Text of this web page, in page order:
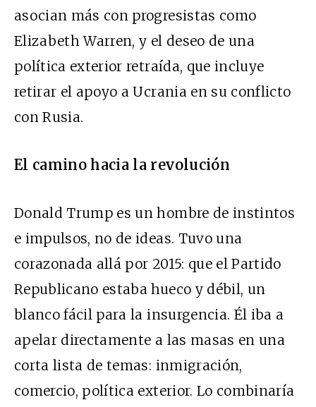
asocian más con progresistas como
Elizabeth Warren, y el deseo de una
política exterior retraída, que incluye
retirar el apoyo a Ucrania en su conflicto
con Rusia.
El camino hacia la revolución
Donald Trump es un hombre de instintos
e impulsos, no de ideas. Tuvo una
corazonada allá por 2015: que el Partido
Republicano estaba hueco y débil, un
blanco fácil para la insurgencia. Él iba a
apelar directamente a las masas en una
corta lista de temas: inmigración,
comercio, política exterior. Lo combinaría